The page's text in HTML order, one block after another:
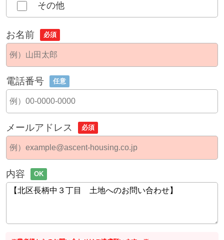
その他
お名前 必須
電話番号 任意
メールアドレス 必須
内容 OK